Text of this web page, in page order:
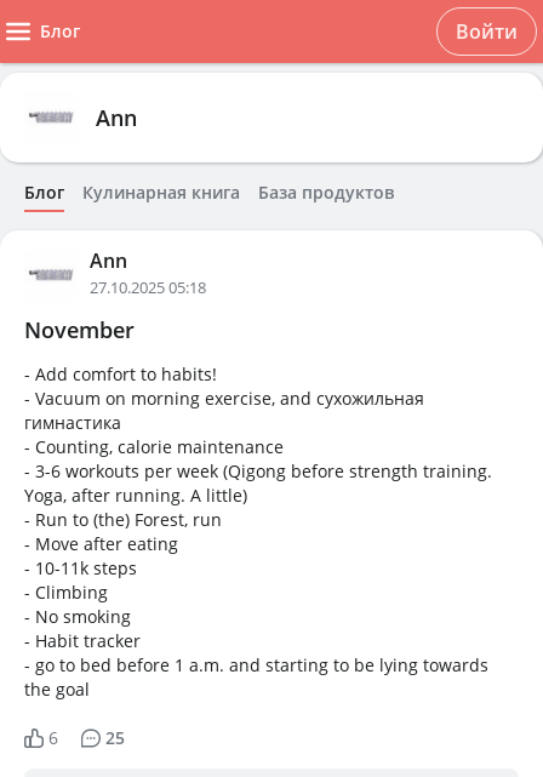
Блог Войти
Ann
Блог Кулинарная книга База продуктов
Ann
27.10.2025 05:18
November
- Add comfort to habits!
- Vacuum on morning exercise, and сухожильная
гимнастика
- Counting, calorie maintenance
- 3-6 workouts per week (Qigong before strength training.
Yoga, after running. A little)
- Run to (the) Forest, run
- Move after eating
- 10-11k steps
- Climbing
- No smoking
- Habit tracker
- go to bed before 1 a.m. and starting to be lying towards
the goal
6 25